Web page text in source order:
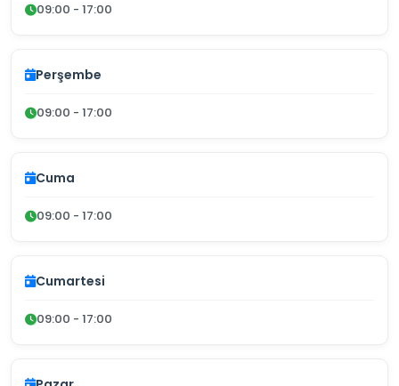
09:00 - 17:00
Perşembe
09:00 - 17:00
Cuma
09:00 - 17:00
Cumartesi
09:00 - 17:00